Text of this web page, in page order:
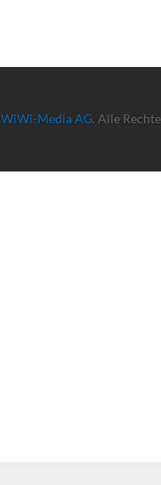
WiWi-Media AG. Alle